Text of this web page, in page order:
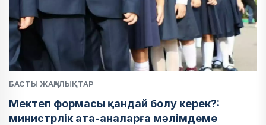
БАСТЫ ЖАҢАЛЫҚТАР
Мектеп формасы қандай болу керек?:
министрлік ата-аналарға мәлімдеме